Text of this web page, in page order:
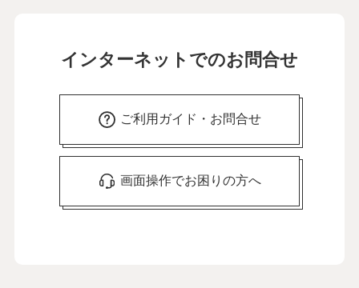
インターネットでのお問合せ
ご利用ガイド・お問合せ
画面操作でお困りの方へ